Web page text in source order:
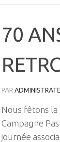
70
PAR
Nous fêtons la
Campagne
journée